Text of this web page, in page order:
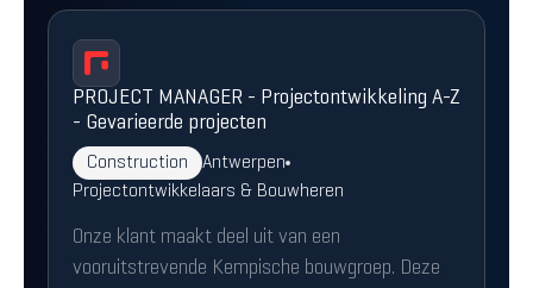
PROJECT MANAGER - Projectontwikkeling A-Z
- Gevarieerde projecten
Construction
Antwerpen
Projectontwikkelaars & Bouwheren
Onze klant maakt deel uit van een
vooruitstrevende Kempische bouwgroep. Deze